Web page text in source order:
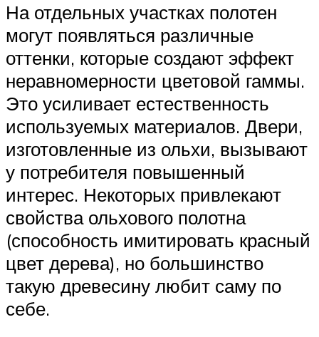
На отдельных участках полотен
могут появляться различные
оттенки, которые создают эффект
неравномерности цветовой гаммы.
Это усиливает естественность
используемых материалов. Двери,
изготовленные из ольхи, вызывают
у потребителя повышенный
интерес. Некоторых привлекают
свойства ольхового полотна
(способность имитировать красный
цвет дерева), но большинство
такую древесину любит саму по
себе.